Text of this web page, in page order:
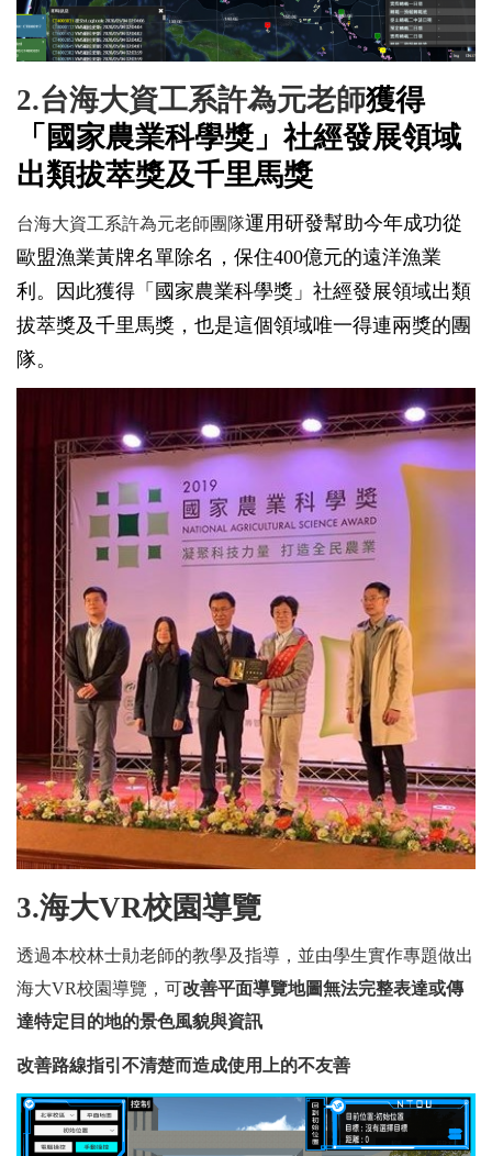
2.台海大資工系許為元老師獲得
「國家農業科學獎」社經發展領域
出類拔萃獎及千里馬獎
台海大資工系許為元老師團隊運用研發幫助今年成功從
歐盟漁業黃牌名單除名，保住400億元的遠洋漁業
利。因此獲得「國家農業科學獎」社經發展領域出類
拔萃獎及千里馬獎，也是這個領域唯一得連兩獎的團
隊。
3.海大VR校園導覽
透過本校林士勛老師的教學及指導，並由學生實作專題做出
海大VR校園導覽，可改善平面導覽地圖無法完整表達或傳
達特定目的地的景色風貌與資訊
改善路線指引不清楚而造成使用上的不友善